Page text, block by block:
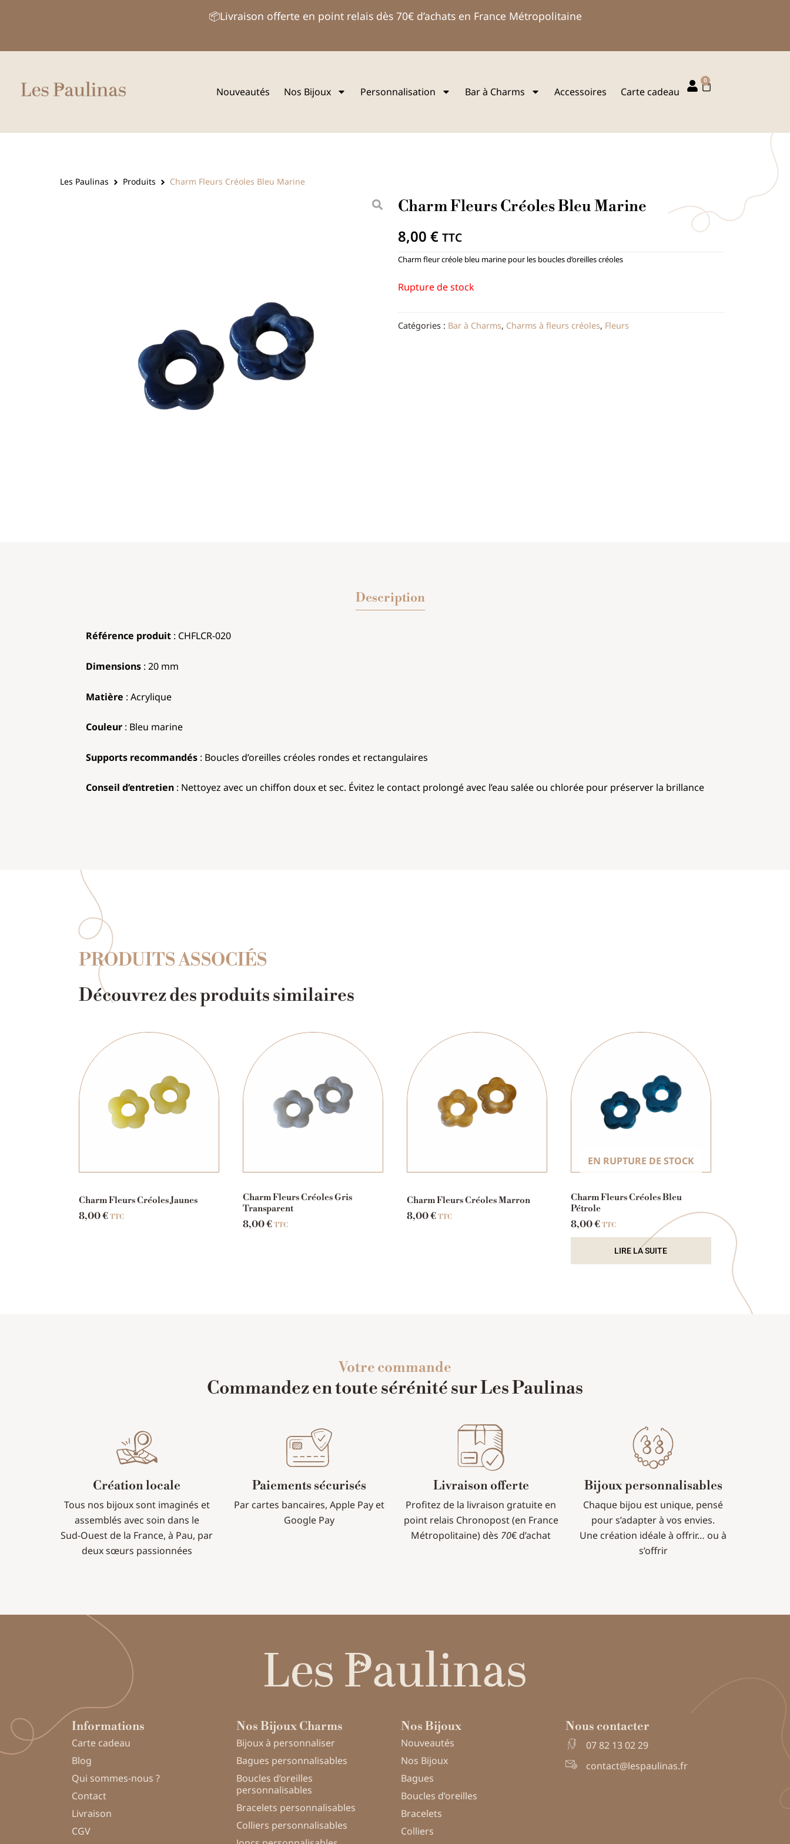
📦Livraison offerte en point relais dès 70€ d’achats en France Métropolitaine
Nouveautés Nos Bijoux Personnalisation Bar à Charms Accessoires Carte cadeau
0
Panier
Les Paulinas Produits Charm Fleurs Créoles Bleu Marine
Charm Fleurs Créoles Bleu Marine
8,00 € TTC
Charm fleur créole bleu marine pour les boucles d’oreilles créoles
Rupture de stock
Catégories : Bar à Charms, Charms à fleurs créoles, Fleurs
Description
Référence produit : CHFLCR-020
Dimensions : 20 mm
Matière : Acrylique
Couleur : Bleu marine
Supports recommandés : Boucles d’oreilles créoles rondes et rectangulaires
Conseil d’entretien : Nettoyez avec un chiffon doux et sec. Évitez le contact prolongé avec l’eau salée ou chlorée pour préserver la brillance
PRODUITS ASSOCIÉS
Découvrez des produits similaires
Charm Fleurs Créoles Jaunes
8,00€ TTC
Charm Fleurs Créoles Gris
Transparent
8,00€ TTC
Charm Fleurs Créoles Marron
8,00€ TTC
EN RUPTURE DE STOCK
Charm Fleurs Créoles Bleu
Pétrole
8,00€ TTC
LIRE LA SUITE
Votre commande
Commandez en toute sérénité sur Les Paulinas
Création locale
Tous nos bijoux sont imaginés et
assemblés avec soin dans le
Sud-Ouest de la France, à Pau, par
deux sœurs passionnées
Paiements sécurisés
Par cartes bancaires, Apple Pay et
Google Pay
Livraison offerte
Profitez de la livraison gratuite en
point relais Chronopost (en France
Métropolitaine) dès 70€ d’achat
Bijoux personnalisables
Chaque bijou est unique, pensé
pour s’adapter à vos envies.
Une création idéale à offrir… ou à
s’offrir
Informations
Carte cadeau
Blog
Qui sommes-nous ?
Contact
Livraison
CGV
Nos Bijoux Charms
Bijoux à personnaliser
Bagues personnalisables
Boucles d’oreilles
personnalisables
Bracelets personnalisables
Colliers personnalisables
Nos Bijoux
Nouveautés
Nos Bijoux
Bagues
Boucles d’oreilles
Bracelets
Colliers
Nous contacter
07 82 13 02 29
contact@lespaulinas.fr